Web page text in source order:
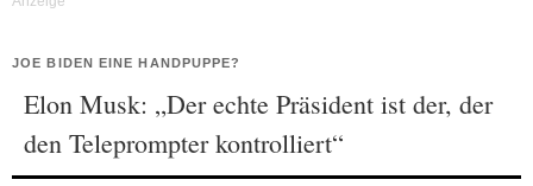
JOE BIDEN EINE HANDPUPPE?
Elon Musk: „Der echte Präsident ist der, der
den Teleprompter kontrolliert“